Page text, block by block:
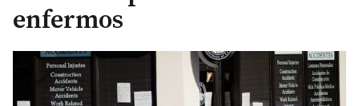
enfermos